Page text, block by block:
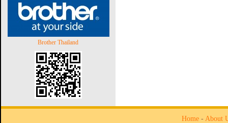
Brother Thailand
Home - About